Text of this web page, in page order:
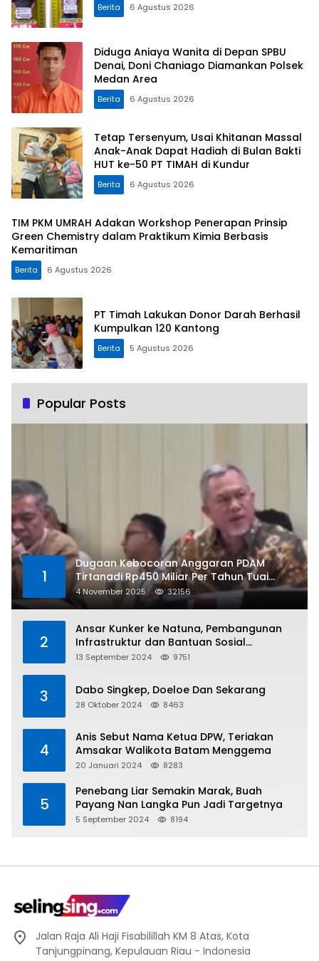
Berita 6 Agustus 2026
Diduga Aniaya Wanita di Depan SPBU
Denai, Doni Chaniago Diamankan Polsek
Medan Area
Berita 6 Agustus 2026
Tetap Tersenyum, Usai Khitanan Massal
Anak-Anak Dapat Hadiah di Bulan Bakti
HUT ke-50 PT TIMAH di Kundur
Berita 6 Agustus 2026
TIM PKM UMRAH Adakan Workshop Penerapan Prinsip
Green Chemistry dalam Praktikum Kimia Berbasis
Kemaritiman
Berita 6 Agustus 2026
PT Timah Lakukan Donor Darah Berhasil
Kumpulkan 120 Kantong
Berita 5 Agustus 2026
Popular Posts
1
Dugaan Kebocoran Anggaran PDAM
Tirtanadi Rp450 Miliar Per Tahun Tuai
Kritikan
4 November 2025 32156
2
Ansar Kunker ke Natuna, Pembangunan
Infrastruktur dan Bantuan Sosial
Direalisasikan Hingga Pulau Tiga
13 September 2024 9751
3 Dabo Singkep, Doeloe Dan Sekarang
28 Oktober 2024 8463
4
Anis Sebut Nama Ketua DPW, Teriakan
Amsakar Walikota Batam Menggema
20 Januari 2024 8283
5
Penebang Liar Semakin Marak, Buah
Payang Nan Langka Pun Jadi Targetnya
5 September 2024 8194
Jalan Raja Ali Haji Fisabilillah KM 8 Atas, Kota
Tanjungpinang, Kepulauan Riau - Indonesia